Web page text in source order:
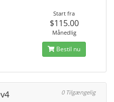
Start fra
$115.00
Månedlig
Bestil nu
0 Tilgængelig